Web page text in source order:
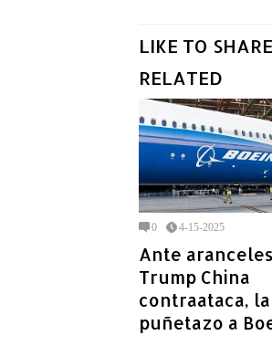
LIKE TO
RELATED
0 4-15-2025
Ante
Trump China
contraataca,
puñetazo a